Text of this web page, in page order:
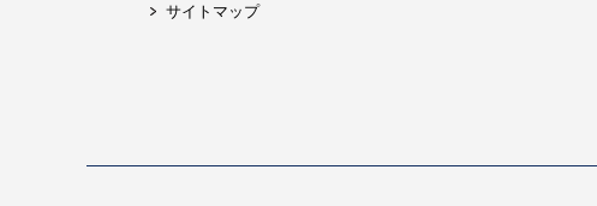
サイトマップ